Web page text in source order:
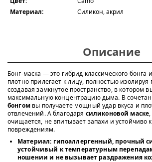
Материал:
Силикон, акрил
Описание
Бонг-маска — это гибрид классического бонга
плотно прилегает к лицу, полностью изолируя
создавая замкнутое пространство, в котором
максимальную концентрацию дыма. В
бонгомвы получаете мощный удар вкуса и
отвлечений. А благодаря силиконовой маске
очищается, не впитывает запахи и устойчиво
повреждениям.
Материал: гипоаллергенный, прочный
устойчивый к температурным
ношении и не вызывает раздражения